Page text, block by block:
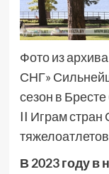
Фото из
СНГ»
сезон в
II Играм
тяжелоатлетов
В 2023 году в